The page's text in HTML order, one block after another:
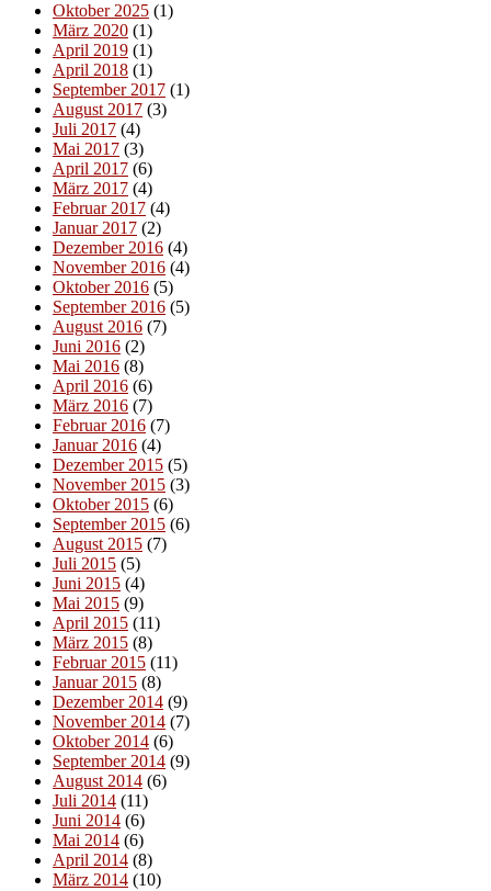
Oktober 2025 (1)
März 2020 (1)
April 2019 (1)
April 2018 (1)
September 2017 (1)
August 2017 (3)
Juli 2017 (4)
Mai 2017 (3)
April 2017 (6)
März 2017 (4)
Februar 2017 (4)
Januar 2017 (2)
Dezember 2016 (4)
November 2016 (4)
Oktober 2016 (5)
September 2016 (5)
August 2016 (7)
Juni 2016 (2)
Mai 2016 (8)
April 2016 (6)
März 2016 (7)
Februar 2016 (7)
Januar 2016 (4)
Dezember 2015 (5)
November 2015 (3)
Oktober 2015 (6)
September 2015 (6)
August 2015 (7)
Juli 2015 (5)
Juni 2015 (4)
Mai 2015 (9)
April 2015 (11)
März 2015 (8)
Februar 2015 (11)
Januar 2015 (8)
Dezember 2014 (9)
November 2014 (7)
Oktober 2014 (6)
September 2014 (9)
August 2014 (6)
Juli 2014 (11)
Juni 2014 (6)
Mai 2014 (6)
April 2014 (8)
März 2014 (10)